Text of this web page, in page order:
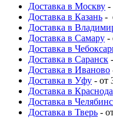
Доставка в Москву -
Доставка в Казань -
Доставка в
Доставка в Самару -
Доставка в
Доставка в Саранск
Доставка в Иваново
Доставка в Уфу - от
Доставка в
Доставка в
Доставка в Тверь -